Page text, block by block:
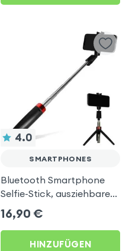
4.0
SMARTPHONES
Bluetooth Smartphone
Selfie-Stick, ausziehbares
Drehstativ – Schwarz
16,90 €
HINZUFÜGEN